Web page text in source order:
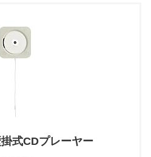
式CDプレーヤー